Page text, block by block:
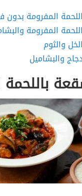
المفرومة بدون
المفرومة
والثوم
والبشاميل